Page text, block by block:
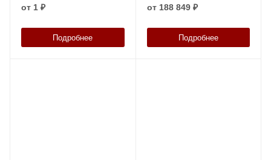
от 1 ₽
Подробнее
от 188 849 ₽
Подробнее